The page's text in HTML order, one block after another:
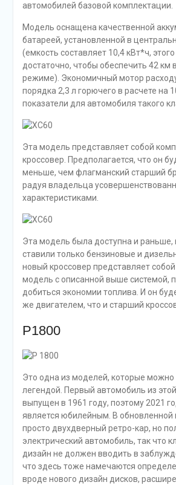
автомобилей базовой комплектации.
Модель оснащена качественной
батареей, установленной в
(емкость составляет 10,4 кВт*ч,
достаточно, чтобы обеспечить 42 км
режиме). Экономичный мотор
порядка 2,3 л горючего в расчете на
показатели для автомобиля такого
Эта модель представляет собой
кроссовер. Предполагается, что он
меньше, чем флагманский старший
радуя владельца
характеристиками.
Эта модель была доступна и раньше,
ставили только бензиновые и
новый кроссовер представляет
модель с описанной выше системой,
добиться экономии топлива. И он
же двигателем, что и старший
P1800
Это одна из моделей, которые можно
легендой. Первый автомобиль из
выпущен в 1961 году, поэтому 2021
является юбилейным. В обновленной
просто двухдверный ретро-кар, но
электрический автомобиль, так что
дизайн не должен вводить в
что здесь тоже намечаются
вроде нового дизайн дисков,